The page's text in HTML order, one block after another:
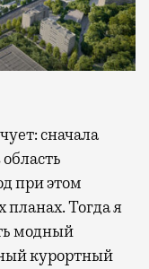
при этом
планах. Тогда я
модный
курортный